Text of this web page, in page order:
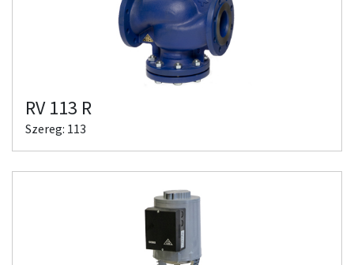
RV 113 R
Szereg: 113